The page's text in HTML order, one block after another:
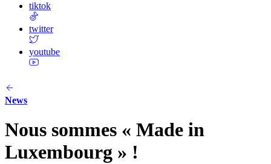
tiktok
twitter
youtube
News
Nous sommes « Made in
Luxembourg » !